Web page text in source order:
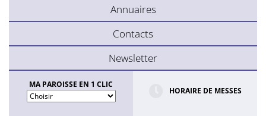
Annuaires
Contacts
Newsletter
MA PAROISSE EN 1 CLIC
HORAIRE DE MESSES